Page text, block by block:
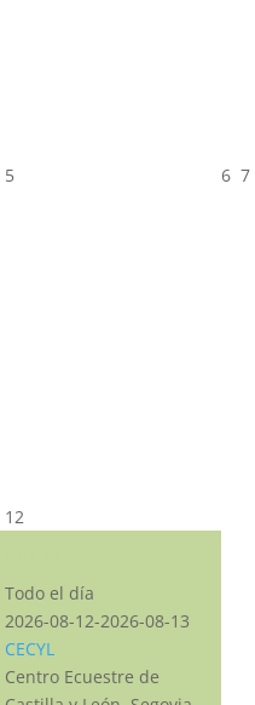
5 6 7
12
Todo el día
2026-08-12-2026-08-13
CECYL
Centro Ecuestre de